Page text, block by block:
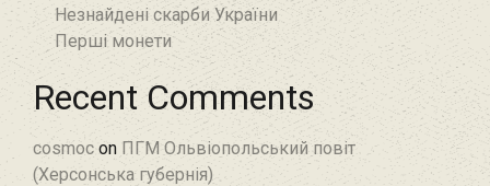
Незнайдені скарби України
Перші монети
Recent Comments
cosmoc on ПГМ Ольвіопольський повіт
(Херсонська губернія)